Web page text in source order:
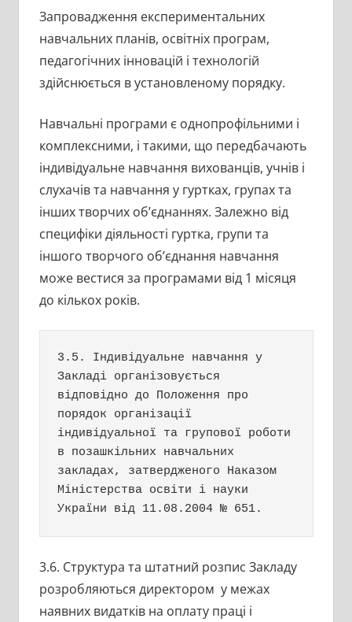
Запровадження експериментальних
навчальних планів, освітніх програм,
педагогічних інновацій і технологій
здійснюється в установленому порядку.
Навчальні програми є однопрофільними і
комплексними, і такими, що передбачають
індивідуальне навчання вихованців, учнів і
слухачів та навчання у гуртках, групах та
інших творчих об’єднаннях. Залежно від
специфіки діяльності гуртка, групи та
іншого творчого об’єднання навчання
може вестися за програмами від 1 місяця
до кількох років.
3.5. Індивідуальне навчання у
Закладі організовується
відповідно до Положення про
порядок організації
індивідуальної та групової роботи
в позашкільних навчальних
закладах, затвердженого Наказом
Міністерства освіти і науки
України від 11.08.2004 № 651.
3.6. Структура та штатний розпис Закладу
розробляються директором у межах
наявних видатків на оплату праці і